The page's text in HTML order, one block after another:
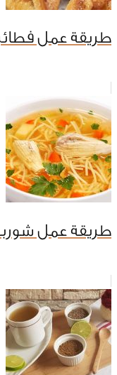
طريقة عمل فطائر
طريقة عمل